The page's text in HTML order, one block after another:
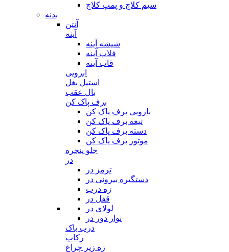
سیم کلاچ و پمپ کلاچ
بدنه
آنتن
آینه
شیشه آینه
فلاپ آینه
قاب آینه
ابرویی
استیل بغل
بال عقب
برف پاک کن
بازویی برف پاک کن
تیغه برف پاک کن
دسته برف پاک کن
موتور برف پاک کن
جلو پنجره
در
ترمز در
دستگیره بیرونی در
زه درب
قفل در
لولای در
نوار دور در
درب باک
رکاب
زه زیر چراغ